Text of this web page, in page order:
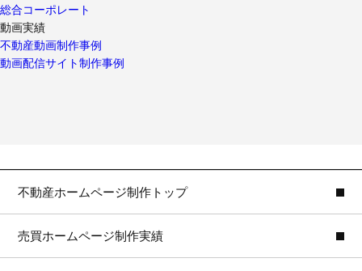
総合コーポレート
動画実績
不動産動画制作事例
動画配信サイト制作事例
不動産ホームページ制作トップ
売買ホームページ制作実績